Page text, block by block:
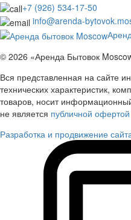
+7 (926) 534-17-50
info@arenda-
© 2026 «Аренда Бытовок
Вся представленная на сайте
технических характеристик,
товаров, носит
не является публичной офертой
Разработка и продвижение